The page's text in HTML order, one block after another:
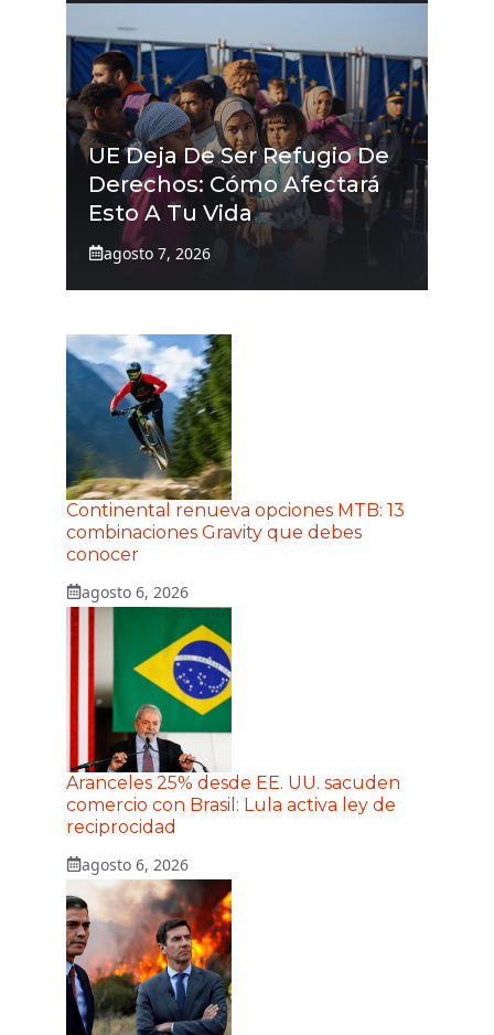
UE Deja De Ser Refugio De
Derechos: Cómo Afectará
Esto A Tu Vida
agosto 7, 2026
Continental renueva opciones MTB: 13
combinaciones Gravity que debes
conocer
agosto 6, 2026
Aranceles 25% desde EE. UU. sacuden
comercio con Brasil: Lula activa ley de
reciprocidad
agosto 6, 2026